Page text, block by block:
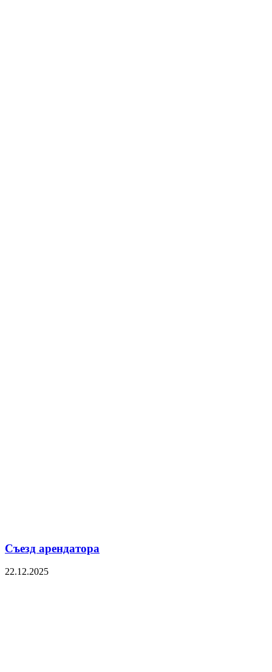
Съезд арендатора
22.12.2025